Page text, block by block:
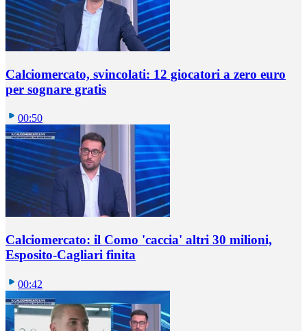
Calciomercato, svincolati: 12 giocatori a zero euro
per sognare gratis
00:50
Calciomercato: il Como 'caccia' altri 30 milioni,
Esposito-Cagliari finita
00:42